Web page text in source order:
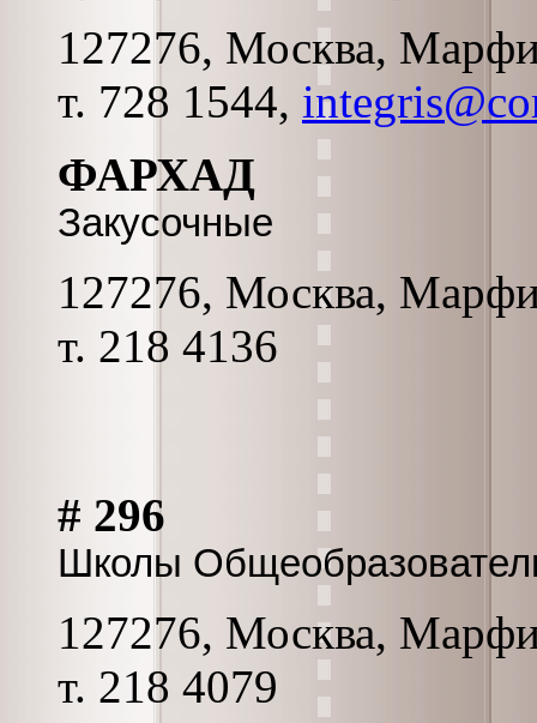
127276, Москва,
т. 728 1544,
ФАРХАД
Закусочные
127276, Москва,
т. 218 4136
# 296
Школы
127276, Москва,
т. 218 4079